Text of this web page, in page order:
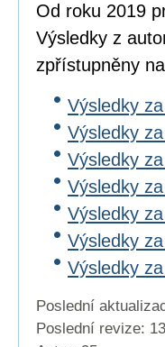
Od roku 2019
Výsledky z
zpřístupněny
Výsledky
Výsledky
Výsledky
Výsledky
Výsledky
Výsledky
Výsledky
Poslední
Poslední revize: